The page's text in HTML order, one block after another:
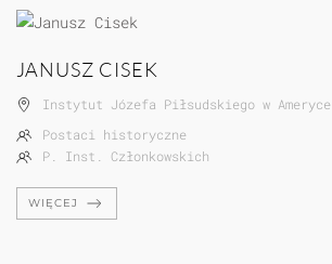
JANUSZ CISEK
Instytut Józefa Piłsudskiego w Ameryce
Postaci historyczne
P. Inst. Członkowskich
WIĘCEJ